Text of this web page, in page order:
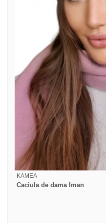
KAMEA
Caciula de dama Iman